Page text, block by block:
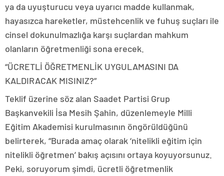
ya da uyuşturucu veya uyarıcı madde kullanmak,
hayasızca hareketler, müstehcenlik ve fuhuş suçları ile
cinsel dokunulmazlığa karşı suçlardan mahkum
olanların öğretmenliği sona erecek.
“ÜCRETLİ ÖĞRETMENLİK UYGULAMASINI DA
KALDIRACAK MISINIZ?”
Teklif üzerine söz alan Saadet Partisi Grup
Başkanvekili İsa Mesih Şahin, düzenlemeyle Milli
Eğitim Akademisi kurulmasının öngörüldüğünü
belirterek, “Burada amaç olarak ‘nitelikli eğitim için
nitelikli öğretmen’ bakış açısını ortaya koyuyorsunuz.
Peki, soruyorum şimdi, ücretli öğretmenlik